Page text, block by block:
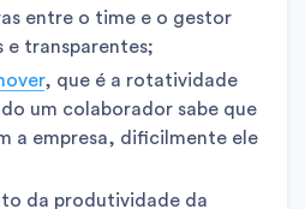
entre o time e o gestor
e transparentes;
, que é a rotatividade
um colaborador sabe que
a empresa, dificilmente ele
da produtividade da